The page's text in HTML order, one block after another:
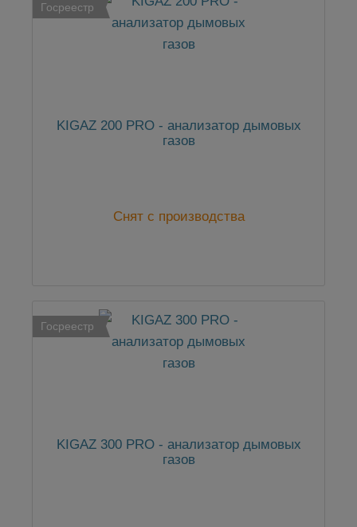
Госреестр
KIGAZ 200 PRO - анализатор дымовых
газов
Снят с производства
Госреестр
KIGAZ 300 PRO - анализатор дымовых
газов